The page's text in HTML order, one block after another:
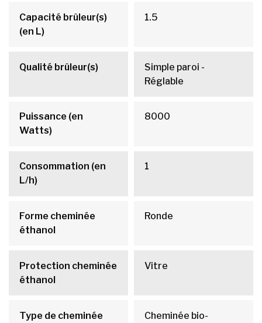
Capacité brûleur(s)
(en L)
1.5
Qualité brûleur(s)
Simple paroi -
Réglable
Puissance (en
Watts)
8000
Consommation (en
L/h)
1
Forme cheminée
éthanol
Ronde
Protection cheminée
éthanol
Vitre
Type de cheminée
Cheminée bio-